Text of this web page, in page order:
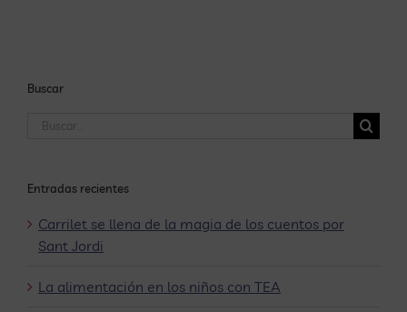
Buscar
Buscar:
Entradas recientes
Carrilet se llena de la magia de los cuentos por
Sant Jordi
La alimentación en los niños con TEA